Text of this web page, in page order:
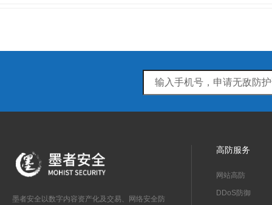
墨者安全以数字内容资产化及交易、网络安全防
高防服务
网站高防
DDoS防御